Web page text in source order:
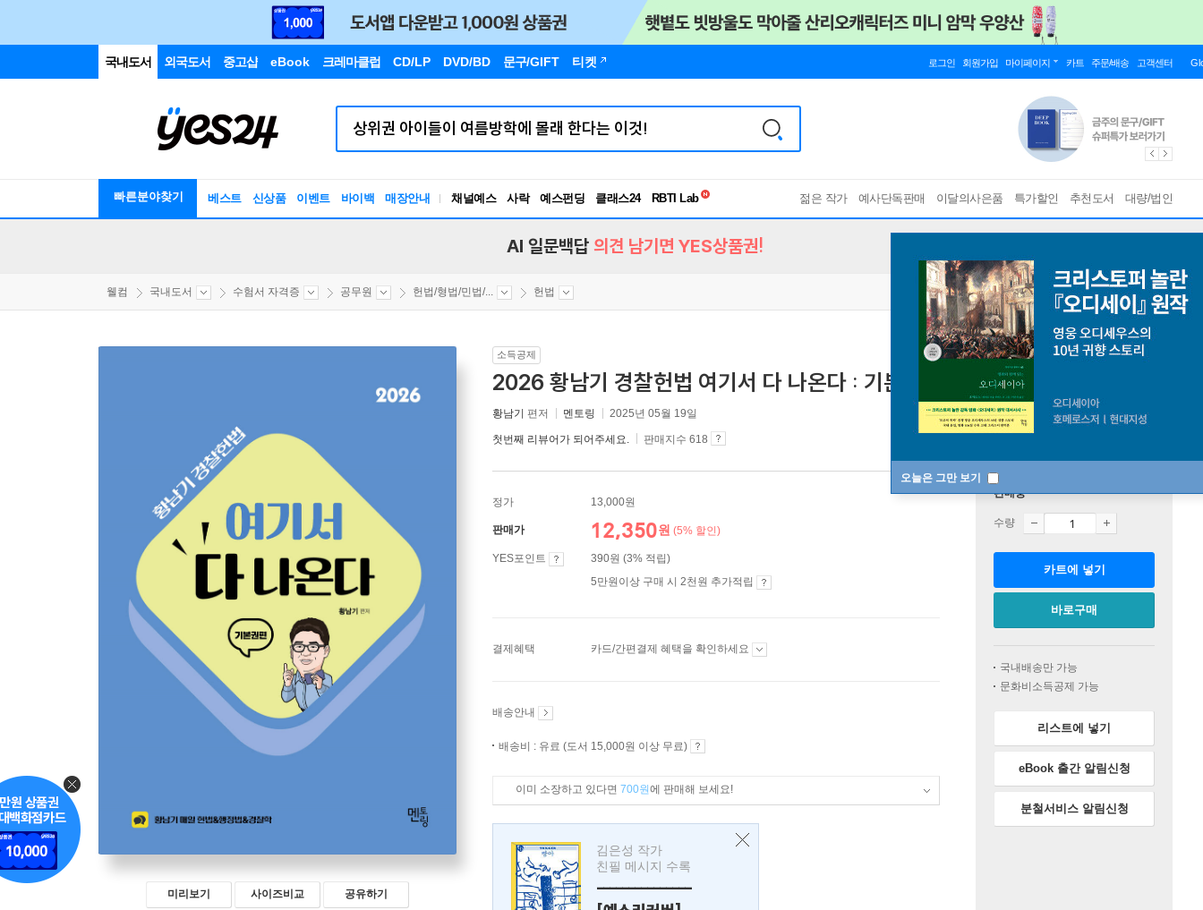
국내도서 외국도서 중고샵 eBook 크레마클럽 CD/LP DVD/BD 문구/GIFT 티켓 로그인 회원가입 마이페이지 카트 주문/배송 고객센터
빠른분야찾기 베스트 신상품 이벤트 바이백 매장안내 채널예스 사락 예스펀딩 클래스24
독서유형검사
젊은 작가 예사단독판매 이달의사은품 특가할인 추천도서 대량/법인
오늘은 그만 보기
AI 일문백답 의견 남기면 YES상품권!
웰컴 국내도서 수험서 자격증 공무원 헌법/형법/민법/... 헌법
미리보기 사이즈비교 공유하기
소득공제
2026 황남기 경찰헌법 여기서 다 나온다 : 기본권편
황남기 편저 멘토링 2025년 05월 19일
첫번째 리뷰어가 되어주세요. 판매지수 618
정가 13,000원
판매가 12,350원 (5% 할인)
YES포인트
390원 (3% 적립)
5만원이상 구매 시 2천원 추가적립
결제혜택 카드/간편결제 혜택을 확인하세요
배송안내
배송비 : 유료 (도서 15,000원 이상 무료)
이미 소장하고 있다면 700원에 판매해 보세요!
김은성 작가
친필 메시지 수록
---------------
판매중
수량
카트에 넣기
바로구매
국내배송만 가능
문화비소득공제 가능
리스트에 넣기
eBook 출간 알림신청
분철서비스 알림신청